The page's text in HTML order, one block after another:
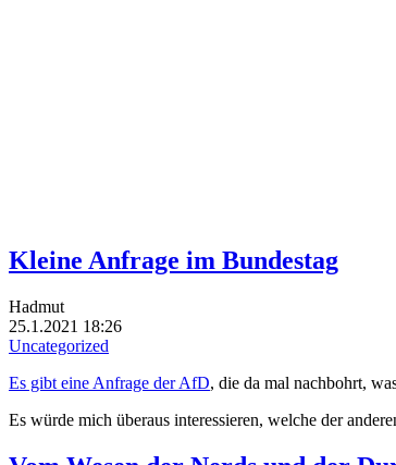
Kleine Anfrage im Bundestag
Hadmut
25.1.2021 18:26
Uncategorized
Es gibt eine Anfrage der AfD, die da mal nachbohrt,
Es würde mich überaus interessieren, welche der